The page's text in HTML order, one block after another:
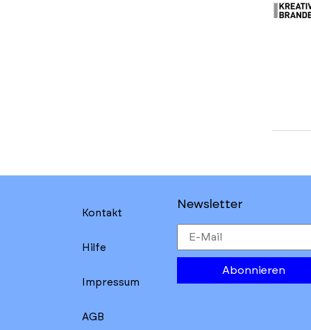
Kontakt
Hilfe
Impressum
AGB
Newsletter
Abonnieren